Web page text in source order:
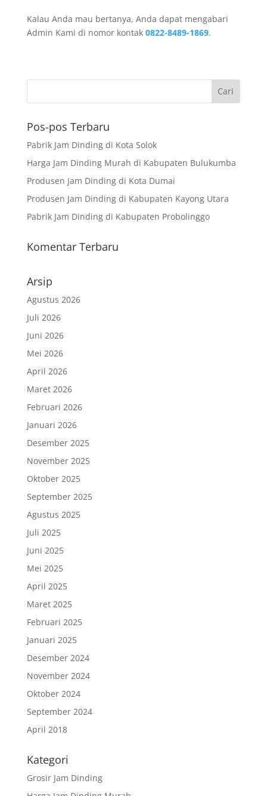
Kalau Anda mau bertanya, Anda dapat mengabari
Admin Kami di nomor kontak 0822-8489-1869.
Pos-pos Terbaru
Pabrik Jam Dinding di Kota Solok
Harga Jam Dinding Murah di Kabupaten Bulukumba
Produsen Jam Dinding di Kota Dumai
Produsen Jam Dinding di Kabupaten Kayong Utara
Pabrik Jam Dinding di Kabupaten Probolinggo
Komentar Terbaru
Arsip
Agustus 2026
Juli 2026
Juni 2026
Mei 2026
April 2026
Maret 2026
Februari 2026
Januari 2026
Desember 2025
November 2025
Oktober 2025
September 2025
Agustus 2025
Juli 2025
Juni 2025
Mei 2025
April 2025
Maret 2025
Februari 2025
Januari 2025
Desember 2024
November 2024
Oktober 2024
September 2024
April 2018
Kategori
Grosir Jam Dinding